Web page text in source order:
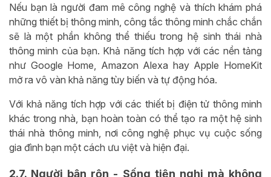
Nếu bạn là người đam mê công nghệ và thích khám phá
những thiết bị thông minh, công tắc thông minh chắc chắn
sẽ là một phần không thể thiếu trong hệ sinh thái nhà
thông minh của bạn. Khả năng tích hợp với các nền tảng
như Google Home, Amazon Alexa hay Apple HomeKit
mở ra vô vàn khả năng tùy biến và tự động hóa.
Với khả năng tích hợp với các thiết bị điện tử thông minh
khác trong nhà, bạn hoàn toàn có thể tạo ra một hệ sinh
thái nhà thông minh, nơi công nghệ phục vụ cuộc sống
gia đình bạn một cách ưu việt và hiện đại.
2.7. Người bận rộn - Sống tiện nghi mà không